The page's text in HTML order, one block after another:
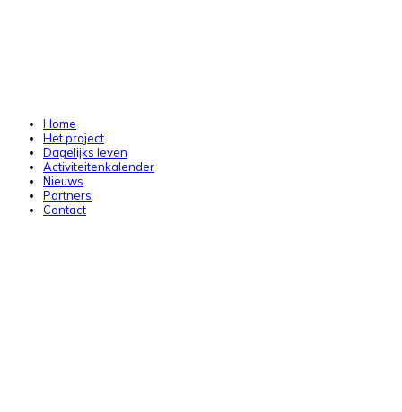
Home
Het project
Dagelijks leven
Activiteitenkalender
Nieuws
Partners
Contact